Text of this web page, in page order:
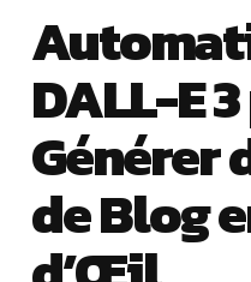
DALL-E
Générer
de Blog